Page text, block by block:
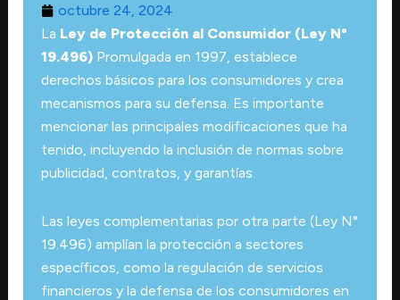
octubre 24, 2024
La Ley de Protección al Consumidor (Ley N°
19.496) Promulgada en 1997, establece
derechos básicos para los consumidores y crea
mecanismos para su defensa. Es importante
mencionar las principales modificaciones que ha
tenido, incluyendo la inclusión de normas sobre
publicidad, contratos, y garantías.
Las leyes complementarias por otra parte (Ley N°
19.496) amplían la protección a sectores
específicos, como la regulación de servicios
financieros y la defensa de los consumidores en